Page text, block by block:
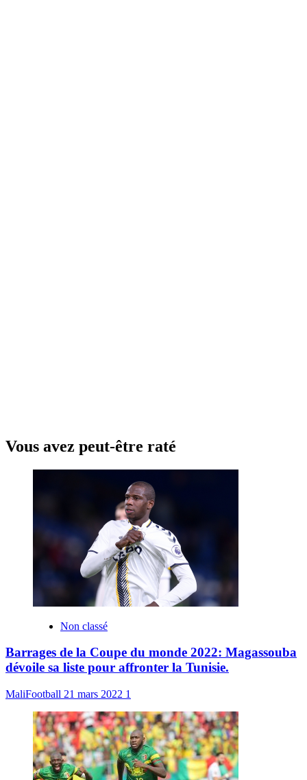
Vous avez peut-être raté
Non classé
Barrages de la Coupe du monde 2022: Magassouba
dévoile sa liste pour affronter la Tunisie.
MaliFootball 21 mars 2022 1